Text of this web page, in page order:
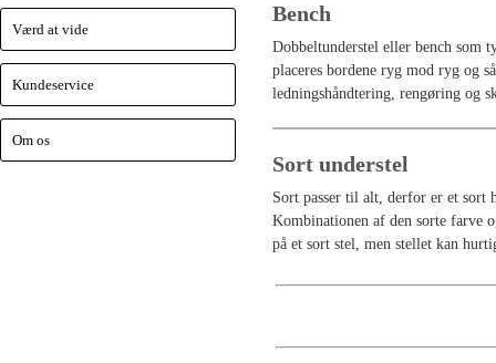
Bench
Dobbeltunderstel eller bench som
placeres bordene ryg mod ryg og
ledningshåndtering, rengøring og
Sort understel
Sort passer til alt, derfor er et sort
Kombinationen af den sorte farve
på et sort stel, men stellet kan
Værd at vide
Kundeservice
Om os